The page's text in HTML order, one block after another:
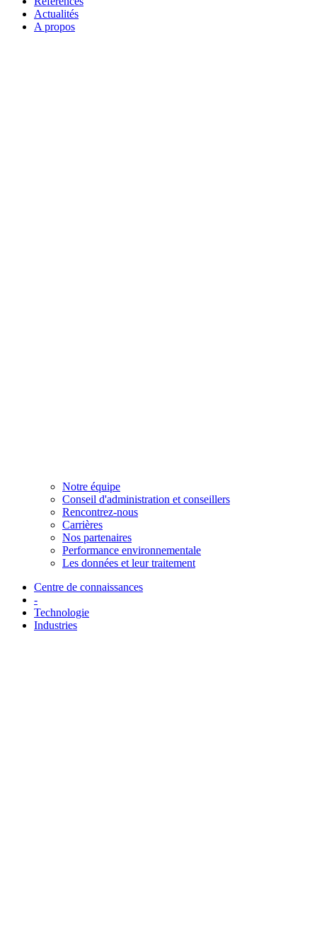
Actualités
A propos
Notre équipe
Conseil d'administration et conseillers
Rencontrez-nous
Carrières
Nos partenaires
Performance environnementale
Les données et leur traitement
Centre de connaissances
-
Technologie
Industries